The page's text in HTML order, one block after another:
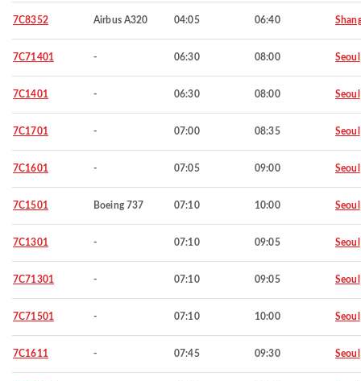
7C8352 Airbus A320 04:05 06:40
7C71401 - 06:30 08:00 Seoul
7C1401 - 06:30 08:00 Seoul
7C1701 - 07:00 08:35 Seoul
7C1601 - 07:05 09:00 Seoul
7C1501 Boeing 737 07:10 10:00 Seoul
7C1301 - 07:10 09:05 Seoul
7C71301 - 07:10 09:05 Seoul
7C71501 - 07:10 10:00 Seoul
7C1611 - 07:45 09:30 Seoul